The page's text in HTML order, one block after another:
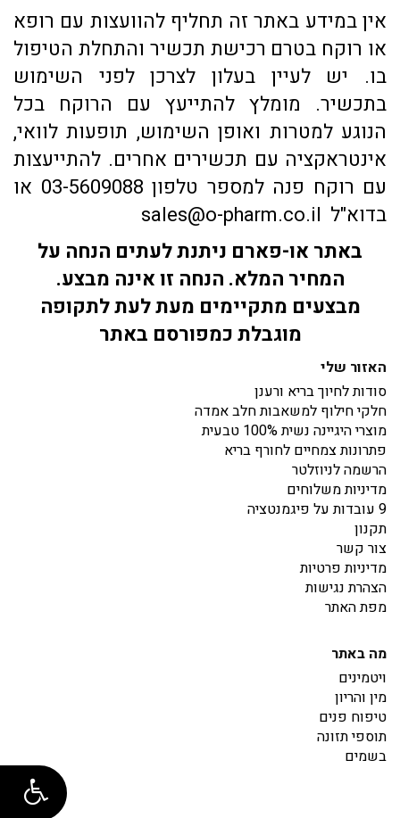
אין במידע באתר זה תחליף להוועצות עם רופא
או רוקח בטרם רכישת תכשיר והתחלת הטיפול
בו. יש לעיין בעלון לצרכן לפני השימוש
בתכשיר. מומלץ להתייעץ עם הרוקח בכל
הנוגע למטרות ואופן השימוש, תופעות לוואי,
אינטראקציה עם תכשירים אחרים. להתייעצות
עם רוקח פנה למספר טלפון 03-5609088 או
בדוא"ל sales@o-pharm.co.il
באתר או-פארם ניתנת לעתים הנחה על
המחיר המלא. הנחה זו אינה מבצע.
מבצעים מתקיימים מעת לעת לתקופה
מוגבלת כמפורסם באתר
האזור שלי
סודות לחיוך בריא ורענן
חלקי חילוף למשאבות חלב אמדה
מוצרי היגיינה נשית 100% טבעית
פתרונות צמחיים לחורף בריא
הרשמה לניוזלטר
מדיניות משלוחים
9 עובדות על פיגמנטציה
תקנון
צור קשר
מדיניות פרטיות
הצהרת נגישות
מפת האתר
מה באתר
ויטמינים
מין והריון
טיפוח פנים
תוספי תזונה
בשמים